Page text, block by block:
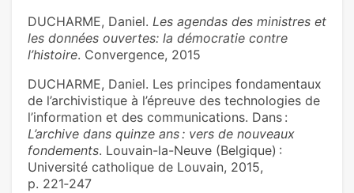
DUCHARME, Daniel. Les agendas des ministres et
les données ouvertes: la démocratie contre
l’histoire. Convergence, 2015
DUCHARME, Daniel. Les principes fondamentaux
de l’archivistique à l’épreuve des technologies de
l’information et des communications. Dans :
L’archive dans quinze ans : vers de nouveaux
fondements. Louvain-la-Neuve (Belgique) :
Université catholique de Louvain, 2015,
p. 221‑247